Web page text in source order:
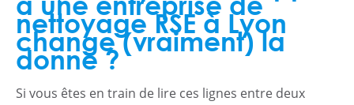
nettoyage RSE à Lyon
change (vraiment) la
donne ?
Si vous êtes en train de lire ces lignes entre deux